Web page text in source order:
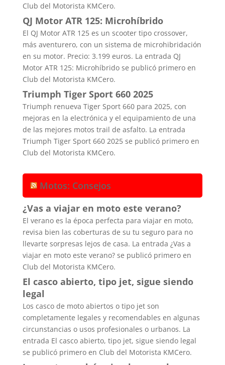
Club del Motorista KMCero.
QJ Motor ATR 125: Microhíbrido
El QJ Motor ATR 125 es un scooter tipo crossover,
más aventurero, con un sistema de microhibridación
en su motor. Precio: 3.199 euros. La entrada QJ
Motor ATR 125: Microhíbrido se publicó primero en
Club del Motorista KMCero.
Triumph Tiger Sport 660 2025
Triumph renueva Tiger Sport 660 para 2025, con
mejoras en la electrónica y el equipamiento de una
de las mejores motos trail de asfalto. La entrada
Triumph Tiger Sport 660 2025 se publicó primero en
Club del Motorista KMCero.
Motos: Consejos
¿Vas a viajar en moto este verano?
El verano es la época perfecta para viajar en moto,
revisa bien las coberturas de su tu seguro para no
llevarte sorpresas lejos de casa. La entrada ¿Vas a
viajar en moto este verano? se publicó primero en
Club del Motorista KMCero.
El casco abierto, tipo jet, sigue siendo
legal
Los casco de moto abiertos o tipo jet son
completamente legales y recomendables en algunas
circunstancias o usos profesionales o urbanos. La
entrada El casco abierto, tipo jet, sigue siendo legal
se publicó primero en Club del Motorista KMCero.